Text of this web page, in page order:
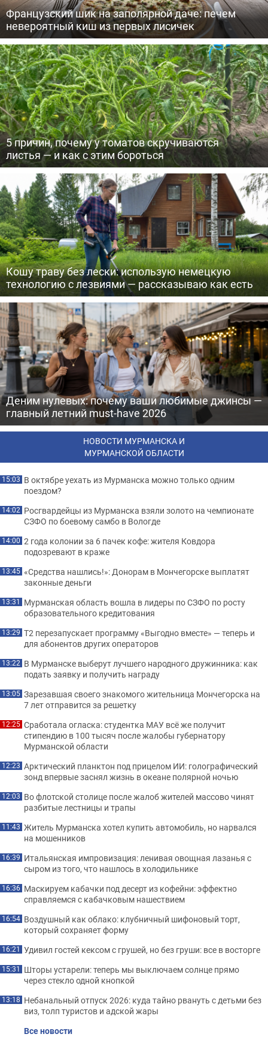
Французский шик на заполярной даче: печем
невероятный киш из первых лисичек
5 причин, почему у томатов скручиваются
листья — и как с этим бороться
Кошу траву без лески: использую немецкую
технологию с лезвиями — рассказываю как есть
Деним нулевых: почему ваши любимые джинсы —
главный летний must-have 2026
НОВОСТИ МУРМАНСКА И
МУРМАНСКОЙ ОБЛАСТИ
15:03 В октябре уехать из Мурманска можно только одним
поездом?
14:02 Росгвардейцы из Мурманска взяли золото на чемпионате
СЗФО по боевому самбо в Вологде
14:00 2 года колонии за 6 пачек кофе: жителя Ковдора
подозревают в краже
13:45 «Средства нашлись!»: Донорам в Мончегорске выплатят
законные деньги
13:31 Мурманская область вошла в лидеры по СЗФО по росту
образовательного кредитования
13:29 Т2 перезапускает программу «Выгодно вместе» — теперь и
для абонентов других операторов
13:22 В Мурманске выберут лучшего народного дружинника: как
подать заявку и получить награду
13:05 Зарезавшая своего знакомого жительница Мончегорска на
7 лет отправится за решетку
12:25 Сработала огласка: студентка МАУ всё же получит
стипендию в 100 тысяч после жалобы губернатору
Мурманской области
12:23 Арктический планктон под прицелом ИИ: голографический
зонд впервые заснял жизнь в океане полярной ночью
12:03 Во флотской столице после жалоб жителей массово чинят
разбитые лестницы и трапы
11:43 Житель Мурманска хотел купить автомобиль, но нарвался
на мошенников
16:39 Итальянская импровизация: ленивая овощная лазанья с
сыром из того, что нашлось в холодильнике
16:36 Маскируем кабачки под десерт из кофейни: эффектно
справляемся с кабачковым нашествием
16:54 Воздушный как облако: клубничный шифоновый торт,
который сохраняет форму
16:21 Удивил гостей кексом с грушей, но без груши: все в восторге
15:31 Шторы устарели: теперь мы выключаем солнце прямо
через стекло одной кнопкой
13:18 Небанальный отпуск 2026: куда тайно рвануть с детьми без
виз, толп туристов и адской жары
Все новости